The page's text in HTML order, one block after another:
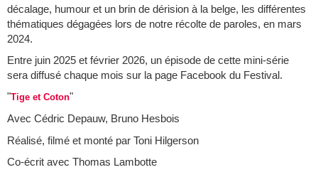
décalage, humour et un brin de dérision à la belge, les différentes
thématiques dégagées lors de notre récolte de paroles, en mars
2024.
Entre juin 2025 et février 2026, un épisode de cette mini-série
sera diffusé chaque mois sur la page Facebook du Festival.
"Tige et Coton"
Avec Cédric Depauw, Bruno Hesbois
Réalisé, filmé et monté par Toni Hilgerson
Co-écrit avec Thomas Lambotte